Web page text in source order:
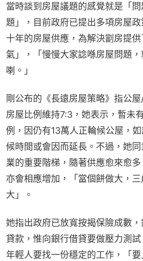
當時談到房屋議題的感覺就是「
題」，目前政府已提出多項房屋
十年的房屋供應，為解決劏房提
氣」，「慢慢大家諗喺房屋問題
喇。」
剛公布的《長遠房屋策略》指公
房屋比例維持7:3，她表示，暫未
例，因仍有13萬人正輪候公屋，
候時間或會因而延長。不過，她
業的重要階梯，隨著供應愈來愈
亦會相應增加，「當個餅做大，
大」。
她指出政府已放寬按揭保險成數
貸款，惟向銀行借貸要做壓力測
年輕人要找一份穩定的工作，「